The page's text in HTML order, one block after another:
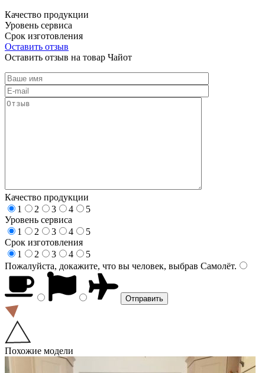
Качество продукции
Уровень сервиса
Срок изготовления
Оставить отзыв
Оставить отзыв на товар Чайот
Качество продукции
1
2 3 4
5
Уровень сервиса
1
2 3 4
5
Срок изготовления
1
2 3 4
5
Пожалуйста, докажите, что вы человек, выбрав Самолёт.
Похожие модели